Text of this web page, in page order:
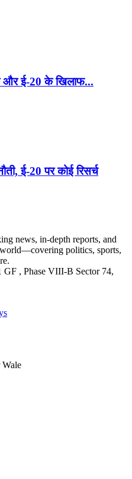
और ई-20 के खिलाफ...
ई-20 पर कोई रिसर्च
news, in-depth reports, and
politics, sports,
GF , Phase VIII-B Sector 74,